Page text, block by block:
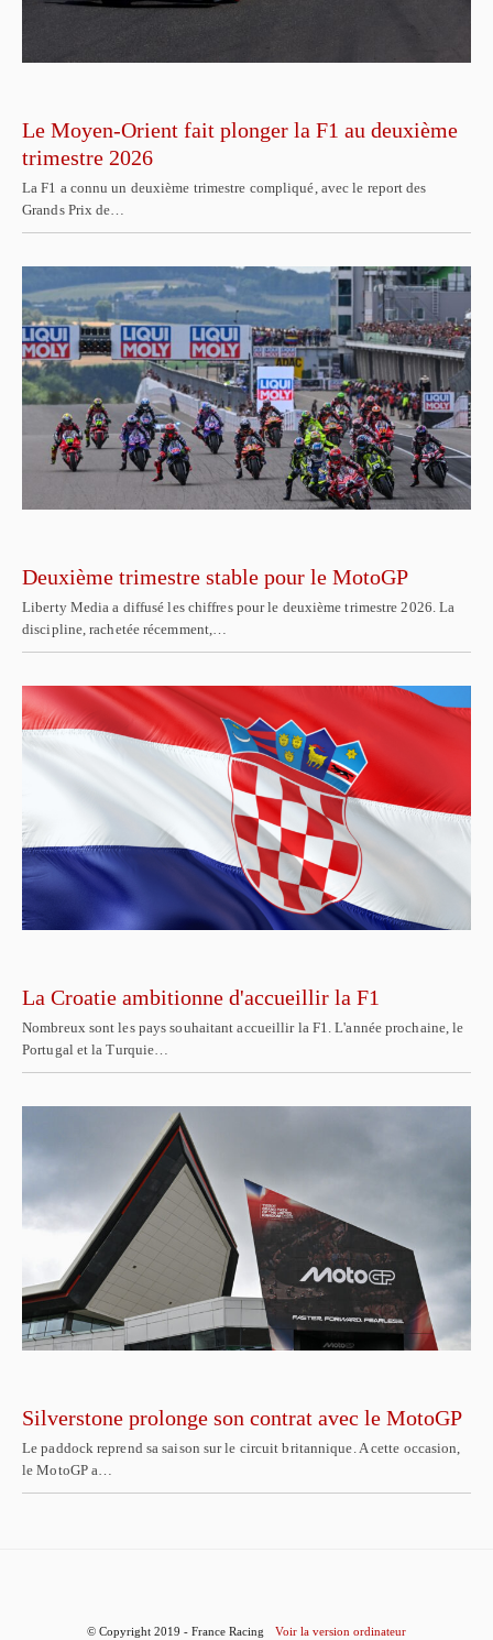
Le Moyen-Orient fait plonger la F1 au deuxième
trimestre 2026
La F1 a connu un deuxième trimestre compliqué, avec le report des
Grands Prix de…
Deuxième trimestre stable pour le MotoGP
Liberty Media a diffusé les chiffres pour le deuxième trimestre 2026. La
discipline, rachetée récemment,…
La Croatie ambitionne d'accueillir la F1
Nombreux sont les pays souhaitant accueillir la F1. L'année prochaine, le
Portugal et la Turquie…
Silverstone prolonge son contrat avec le MotoGP
Le paddock reprend sa saison sur le circuit britannique. A cette occasion,
le MotoGP a…
© Copyright 2019 - France Racing Voir la version ordinateur